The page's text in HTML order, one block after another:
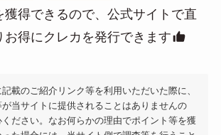
獲得できるので、公式サイトで直
お得にクレカを発行できます
載のご紹介リンク等を利用いただいた際に、
当サイトに提供されることはありませんの
ださい。なお何らかの理由でポイント等を獲